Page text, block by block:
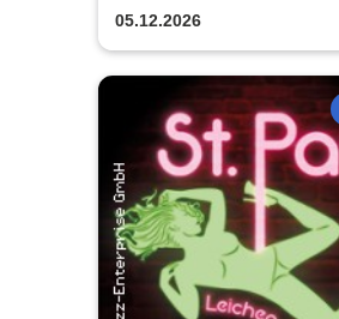
05.12.2026